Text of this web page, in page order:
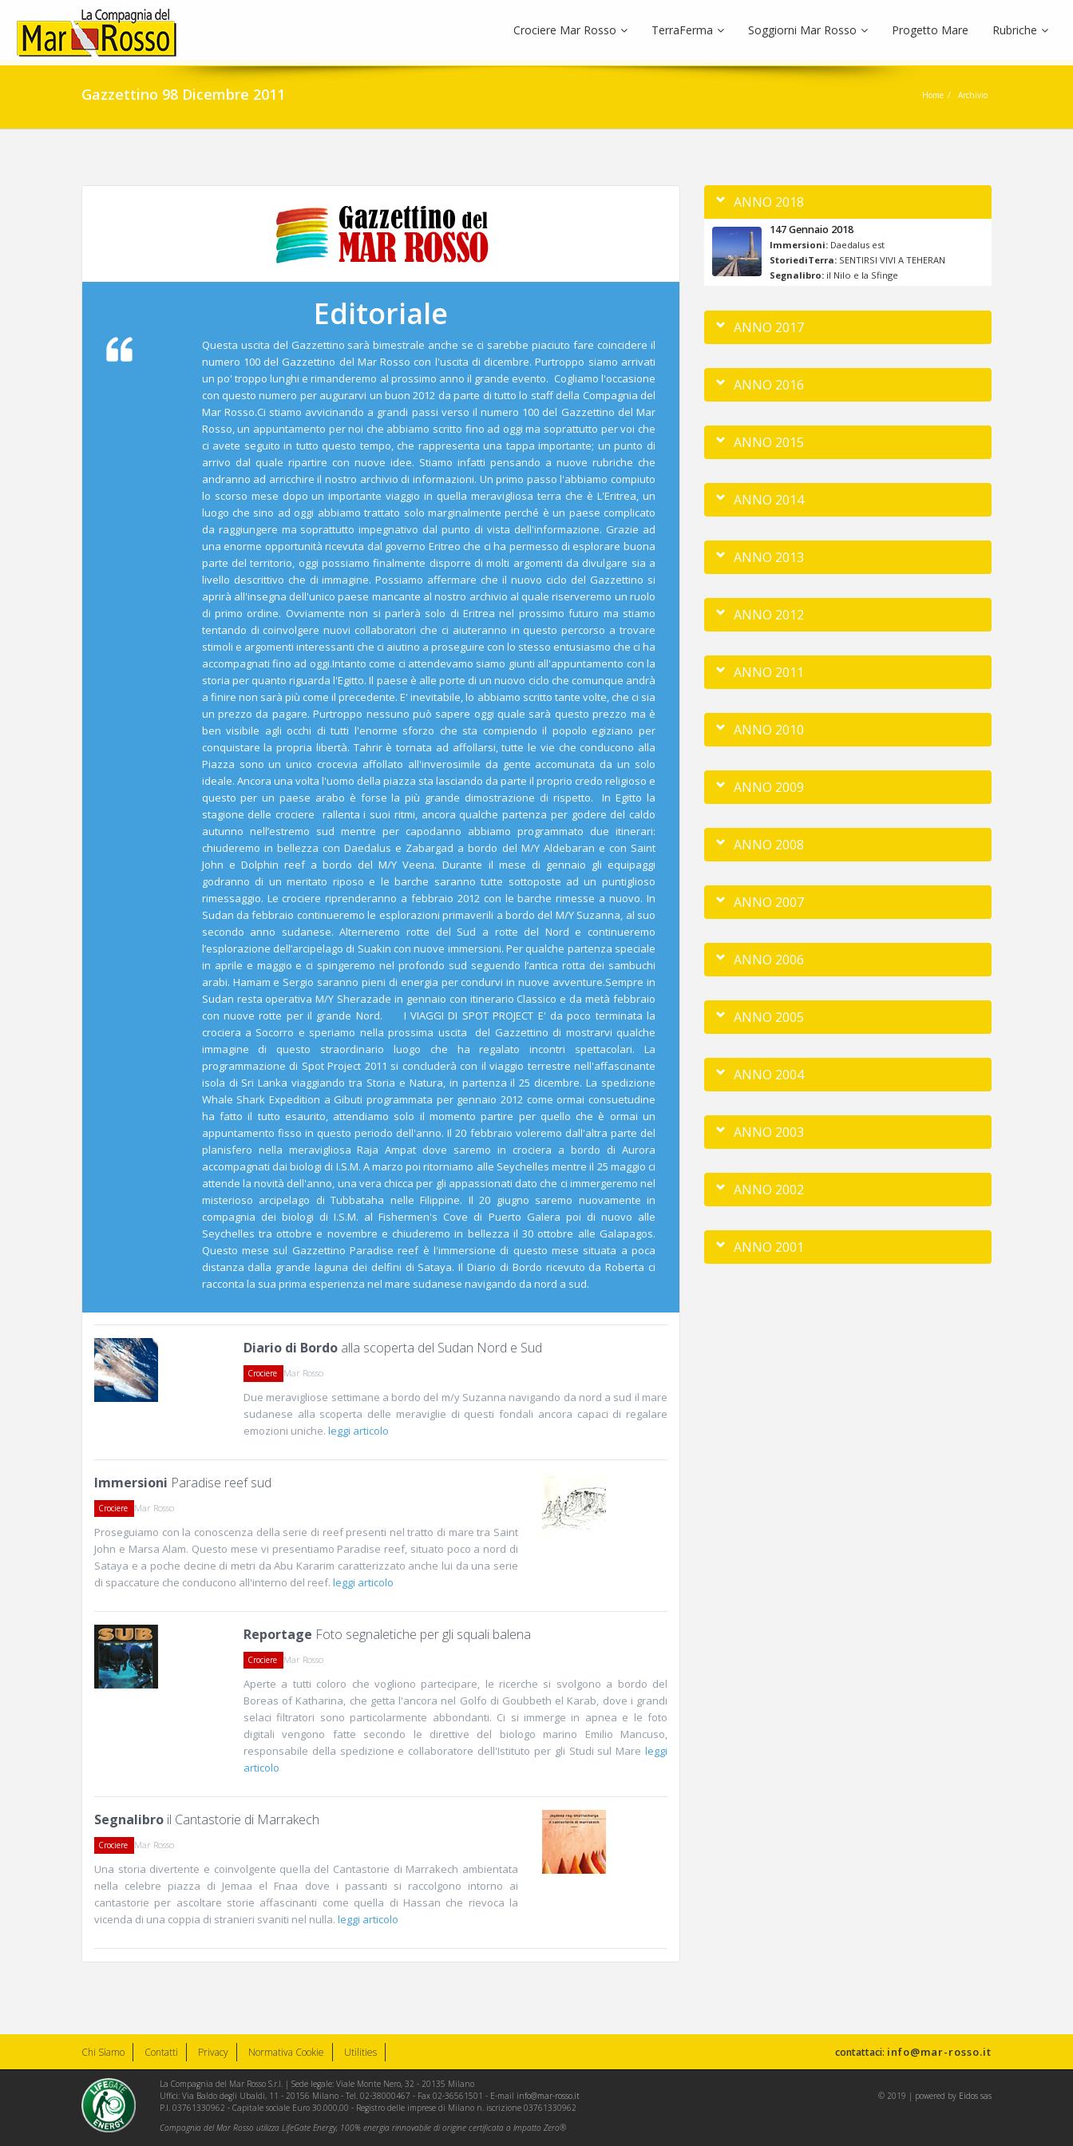
Crociere Mar Rosso TerraFerma Soggiorni Mar Rosso Progetto Mare Rubriche
Gazzettino 98 Dicembre 2011 Home Archivio
Editoriale
Questa uscita del Gazzettino sarà bimestrale anche se ci sarebbe piaciuto fare coincidere il
numero 100 del Gazzettino del Mar Rosso con l'uscita di dicembre. Purtroppo siamo arrivati
un po' troppo lunghi e rimanderemo al prossimo anno il grande evento. Cogliamo l'occasione
con questo numero per augurarvi un buon 2012 da parte di tutto lo staff della Compagnia del
Mar Rosso.Ci stiamo avvicinando a grandi passi verso il numero 100 del Gazzettino del Mar
Rosso, un appuntamento per noi che abbiamo scritto fino ad oggi ma soprattutto per voi che
ci avete seguito in tutto questo tempo, che rappresenta una tappa importante; un punto di
arrivo dal quale ripartire con nuove idee. Stiamo infatti pensando a nuove rubriche che
andranno ad arricchire il nostro archivio di informazioni. Un primo passo l'abbiamo compiuto
lo scorso mese dopo un importante viaggio in quella meravigliosa terra che è L'Eritrea, un
luogo che sino ad oggi abbiamo trattato solo marginalmente perché è un paese complicato
da raggiungere ma soprattutto impegnativo dal punto di vista dell'informazione. Grazie ad
una enorme opportunità ricevuta dal governo Eritreo che ci ha permesso di esplorare buona
parte del territorio, oggi possiamo finalmente disporre di molti argomenti da divulgare sia a
livello descrittivo che di immagine. Possiamo affermare che il nuovo ciclo del Gazzettino si
aprirà all'insegna dell'unico paese mancante al nostro archivio al quale riserveremo un ruolo
di primo ordine. Ovviamente non si parlerà solo di Eritrea nel prossimo futuro ma stiamo
tentando di coinvolgere nuovi collaboratori che ci aiuteranno in questo percorso a trovare
stimoli e argomenti interessanti che ci aiutino a proseguire con lo stesso entusiasmo che ci ha
accompagnati fino ad oggi.Intanto come ci attendevamo siamo giunti all'appuntamento con la
storia per quanto riguarda l'Egitto. Il paese è alle porte di un nuovo ciclo che comunque andrà
a finire non sarà più come il precedente. E' inevitabile, lo abbiamo scritto tante volte, che ci sia
un prezzo da pagare. Purtroppo nessuno può sapere oggi quale sarà questo prezzo ma è
ben visibile agli occhi di tutti l'enorme sforzo che sta compiendo il popolo egiziano per
conquistare la propria libertà. Tahrir è tornata ad affollarsi, tutte le vie che conducono alla
Piazza sono un unico crocevia affollato all'inverosimile da gente accomunata da un solo
ideale. Ancora una volta l'uomo della piazza sta lasciando da parte il proprio credo religioso e
questo per un paese arabo è forse la più grande dimostrazione di rispetto. In Egitto la
stagione delle crociere rallenta i suoi ritmi, ancora qualche partenza per godere del caldo
autunno nell’estremo sud mentre per capodanno abbiamo programmato due itinerari:
chiuderemo in bellezza con Daedalus e Zabargad a bordo del M/Y Aldebaran e con Saint
John e Dolphin reef a bordo del M/Y Veena. Durante il mese di gennaio gli equipaggi
godranno di un meritato riposo e le barche saranno tutte sottoposte ad un puntiglioso
rimessaggio. Le crociere riprenderanno a febbraio 2012 con le barche rimesse a nuovo. In
Sudan da febbraio continueremo le esplorazioni primaverili a bordo del M/Y Suzanna, al suo
secondo anno sudanese. Alterneremo rotte del Sud a rotte del Nord e continueremo
l’esplorazione dell’arcipelago di Suakin con nuove immersioni. Per qualche partenza speciale
in aprile e maggio e ci spingeremo nel profondo sud seguendo l’antica rotta dei sambuchi
arabi. Hamam e Sergio saranno pieni di energia per condurvi in nuove avventure.Sempre in
Sudan resta operativa M/Y Sherazade in gennaio con itinerario Classico e da metà febbraio
con nuove rotte per il grande Nord. I VIAGGI DI SPOT PROJECT E' da poco terminata la
crociera a Socorro e speriamo nella prossima uscita del Gazzettino di mostrarvi qualche
immagine di questo straordinario luogo che ha regalato incontri spettacolari. La
programmazione di Spot Project 2011 si concluderà con il viaggio terrestre nell'affascinante
isola di Sri Lanka viaggiando tra Storia e Natura, in partenza il 25 dicembre. La spedizione
Whale Shark Expedition a Gibuti programmata per gennaio 2012 come ormai consuetudine
ha fatto il tutto esaurito, attendiamo solo il momento partire per quello che è ormai un
appuntamento fisso in questo periodo dell'anno. Il 20 febbraio voleremo dall'altra parte del
planisfero nella meravigliosa Raja Ampat dove saremo in crociera a bordo di Aurora
accompagnati dai biologi di I.S.M. A marzo poi ritorniamo alle Seychelles mentre il 25 maggio ci
attende la novità dell'anno, una vera chicca per gli appassionati dato che ci immergeremo nel
misterioso arcipelago di Tubbataha nelle Filippine. Il 20 giugno saremo nuovamente in
compagnia dei biologi di I.S.M. al Fishermen's Cove di Puerto Galera poi di nuovo alle
Seychelles tra ottobre e novembre e chiuderemo in bellezza il 30 ottobre alle Galapagos.
Questo mese sul Gazzettino Paradise reef è l'immersione di questo mese situata a poca
distanza dalla grande laguna dei delfini di Sataya. Il Diario di Bordo ricevuto da Roberta ci
racconta la sua prima esperienza nel mare sudanese navigando da nord a sud.
Diario di Bordo alla scoperta del Sudan Nord e Sud
Crociere Mar Rosso
Due meravigliose settimane a bordo del m/y Suzanna navigando da nord a sud il mare
sudanese alla scoperta delle meraviglie di questi fondali ancora capaci di regalare
emozioni uniche. leggi articolo
Immersioni Paradise reef sud
Crociere Mar Rosso
Proseguiamo con la conoscenza della serie di reef presenti nel tratto di mare tra Saint
John e Marsa Alam. Questo mese vi presentiamo Paradise reef, situato poco a nord di
Sataya e a poche decine di metri da Abu Kararim caratterizzato anche lui da una serie
di spaccature che conducono all'interno del reef. leggi articolo
Reportage Foto segnaletiche per gli squali balena
Crociere Mar Rosso
Aperte a tutti coloro che vogliono partecipare, le ricerche si svolgono a bordo del
Boreas of Katharina, che getta l'ancora nel Golfo di Goubbeth el Karab, dove i grandi
selaci filtratori sono particolarmente abbondanti. Ci si immerge in apnea e le foto
digitali vengono fatte secondo le direttive del biologo marino Emilio Mancuso,
responsabile della spedizione e collaboratore dell'Istituto per gli Studi sul Mare leggi
articolo
Segnalibro il Cantastorie di Marrakech
Crociere Mar Rosso
Una storia divertente e coinvolgente quella del Cantastorie di Marrakech ambientata
nella celebre piazza di Jemaa el Fnaa dove i passanti si raccolgono intorno ai
cantastorie per ascoltare storie affascinanti come quella di Hassan che rievoca la
vicenda di una coppia di stranieri svaniti nel nulla. leggi articolo
ANNO 2018
147 Gennaio 2018
Immersioni: Daedalus est
StoriediTerra: SENTIRSI VIVI A TEHERAN
Segnalibro: il Nilo e la Sfinge
ANNO 2017
ANNO 2016
ANNO 2015
ANNO 2014
ANNO 2013
ANNO 2012
ANNO 2011
ANNO 2010
ANNO 2009
ANNO 2008
ANNO 2007
ANNO 2006
ANNO 2005
ANNO 2004
ANNO 2003
ANNO 2002
ANNO 2001
Chi Siamo Contatti Privacy Normativa Cookie Utilities contattaci: info@mar-rosso.it
La Compagnia del Mar Rosso S.r.l. | Sede legale: Viale Monte Nero, 32 - 20135 Milano
Uffici: Via Baldo degli Ubaldi, 11 - 20156 Milano - Tel. 02-38000467 - Fax 02-36561501 - E-mail info@mar-rosso.it
P.I. 03761330962 - Capitale sociale Euro 30.000,00 - Registro delle imprese di Milano n. iscrizione 03761330962
Compagnia del Mar Rosso utilizza LifeGate Energy, 100% energia rinnovabile di origine certificata a Impatto Zero®
© 2019 | powered by Eidos sas